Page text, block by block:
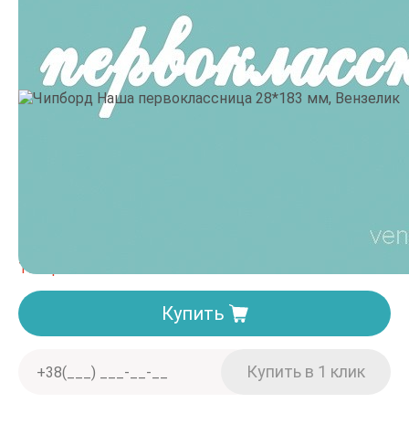
Товар заканчивается
Купить